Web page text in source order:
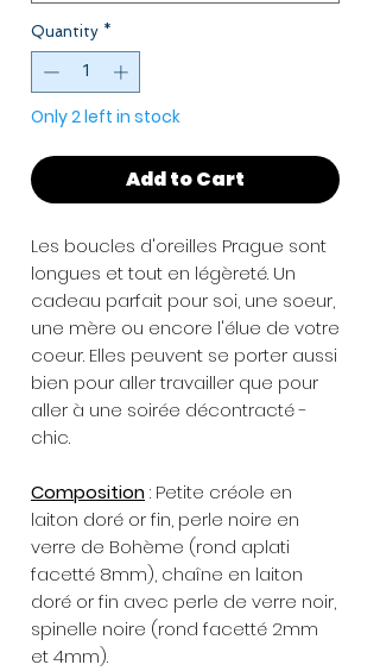
Quantity *
Only 2 left in stock
Add to Cart
Les boucles d'oreilles Prague sont
longues et tout en légèreté. Un
cadeau parfait pour soi, une soeur,
une mère ou encore l'élue de votre
coeur. Elles peuvent se porter aussi
bien pour aller travailler que pour
aller à une soirée décontracté -
chic.
Composition: Petite créole en
laiton doré or fin, perle noire en
verre de Bohème (rond aplati
facetté 8mm), chaîne en laiton
doré or fin avec perle de verre noir,
spinelle noire (rond facetté 2mm
et 4mm).